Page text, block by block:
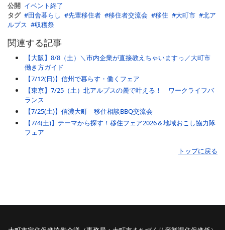
公開 イベント終了
タグ
田舎暮らし 先輩移住者 移住者交流会 移住 大町市
北ア
ルプス
収穫祭
関連する記事
【大阪】8/8（土）＼市内企業が直接教えちゃいますっ／大町市
働き方ガイド
【7/12(日)】信州で暮らす・働くフェア
【東京】7/25（土）北アルプスの麓で叶える！ ワークライフバ
ランス
【7/25(土)】信濃大町 移住相談BBQ交流会
【7/4(土)】テーマから探す！移住フェア2026＆地域おこし協力隊
フェア
トップに戻る